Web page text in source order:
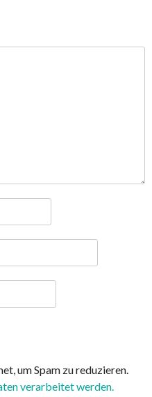
um Spam zu reduzieren.
verarbeitet werden.